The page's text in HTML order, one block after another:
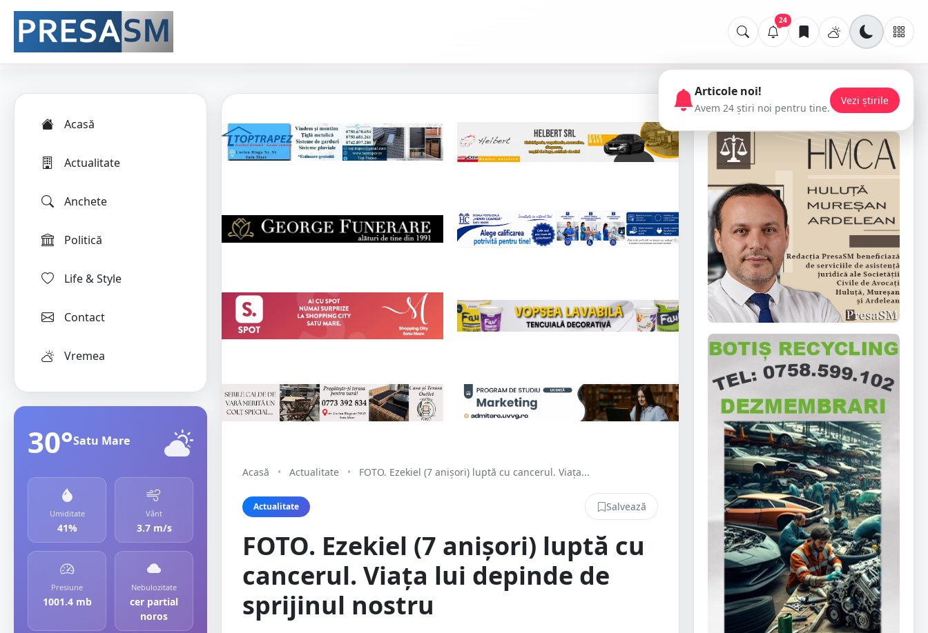
24
Acasă
Actualitate
Anchete
Politică
Life & Style
Contact
Vremea
30°Satu Mare
Umiditate
41%
Vânt
3.7 m/s
Presiune
1001.4 mb
Nebulozitate
cer partial
noros
Acasă • Actualitate • FOTO. Ezekiel (7 anișori) luptă cu cancerul. Viața...
Actualitate Salvează
FOTO. Ezekiel (7 anișori) luptă cu
cancerul. Viața lui depinde de
sprijinul nostru
📢 Publicitate
Articole noi!
Avem 24 știri noi pentru tine.
Vezi știrile